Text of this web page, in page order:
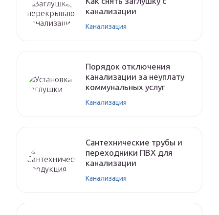
канализации
Канализация
Порядок отключения
канализации за неуплату
коммунальных услуг
Канализация
Сантехнические трубы и
переходники ПВХ для
канализации
Канализация